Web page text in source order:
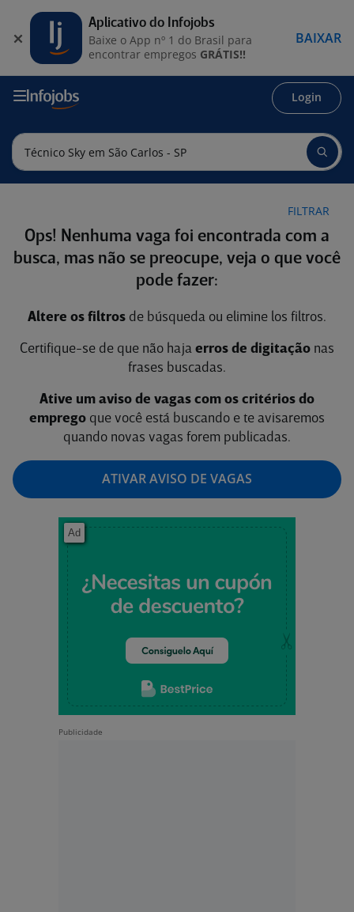
Login
FILTRAR
Ops! Nenhuma vaga foi encontrada com a
busca, mas não se preocupe, veja o que você
pode fazer:
Altere os filtros de búsqueda ou elimine los filtros.
Certifique-se de que não haja erros de digitação nas
frases buscadas.
Ative um aviso de vagas com os critérios do
emprego que você está buscando e te avisaremos
quando novas vagas forem publicadas.
ATIVAR AVISO DE VAGAS
Ad
Aplicativo do Infojobs
Baixe o App nº 1 do Brasil para
encontrar empregos GRÁTIS!!
BAIXAR